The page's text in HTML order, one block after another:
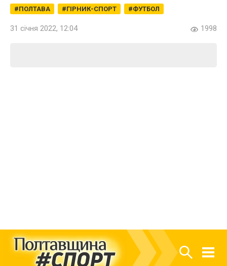
ПОЛТАВА ГІРНИК-СПОРТ ФУТБОЛ
31 січня 2022, 12:04 1998